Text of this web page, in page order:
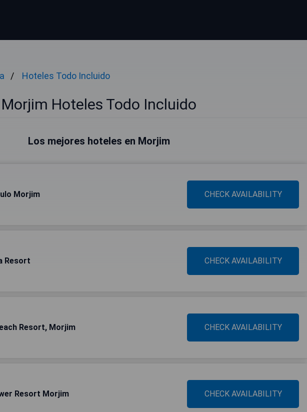
Hoteles Todo Incluido
Morjim Hoteles Todo Incluido
Los mejores hoteles en Morjim
Morjim CHECK AVAILABILITY
Resort CHECK AVAILABILITY
Resort, Morjim CHECK AVAILABILITY
Resort Morjim CHECK AVAILABILITY